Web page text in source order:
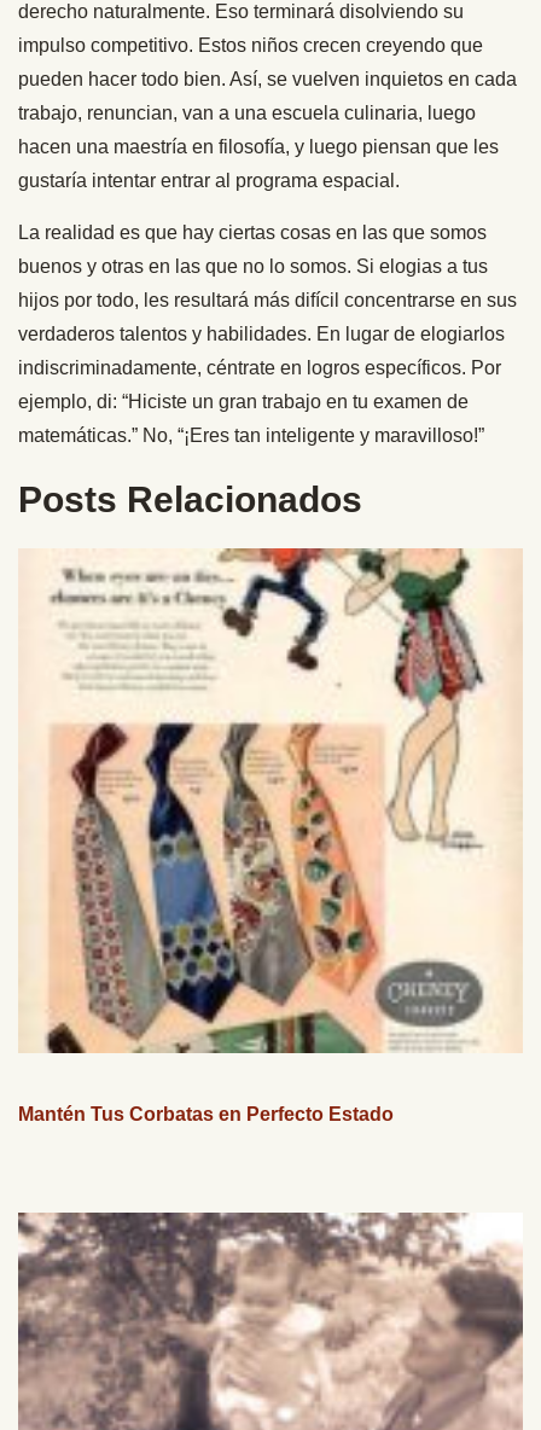
derecho naturalmente. Eso terminará disolviendo su
impulso competitivo. Estos niños crecen creyendo que
pueden hacer todo bien. Así, se vuelven inquietos en cada
trabajo, renuncian, van a una escuela culinaria, luego
hacen una maestría en filosofía, y luego piensan que les
gustaría intentar entrar al programa espacial.
La realidad es que hay ciertas cosas en las que somos
buenos y otras en las que no lo somos. Si elogias a tus
hijos por todo, les resultará más difícil concentrarse en sus
verdaderos talentos y habilidades. En lugar de elogiarlos
indiscriminadamente, céntrate en logros específicos. Por
ejemplo, di: “Hiciste un gran trabajo en tu examen de
matemáticas.” No, “¡Eres tan inteligente y maravilloso!”
Posts Relacionados
Mantén Tus Corbatas en Perfecto Estado